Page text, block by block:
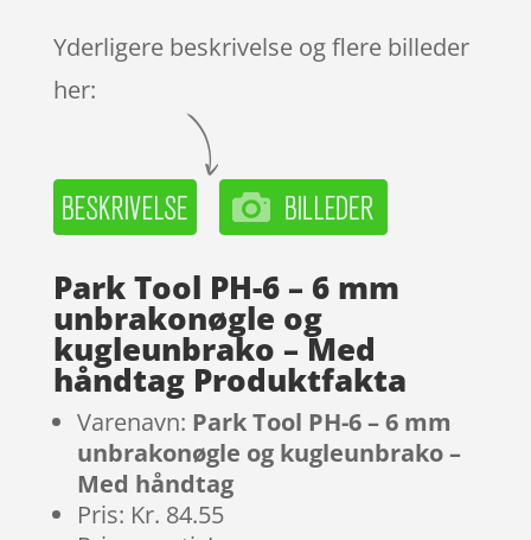
Yderligere beskrivelse og flere billeder
her:
Park Tool PH-6 – 6 mm
unbrakonøgle og
kugleunbrako – Med
håndtag Produktfakta
Varenavn: Park Tool PH-6 – 6 mm
unbrakonøgle og kugleunbrako –
Med håndtag
Pris: Kr. 84.55